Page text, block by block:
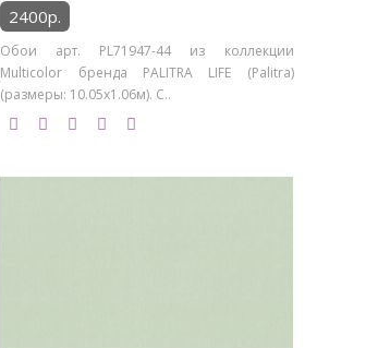
2400р.
Обои арт. PL71947-44 из коллекции
Multicolor бренда PALITRA LIFE (Palitra)
(размеры: 10.05х1.06м). С..